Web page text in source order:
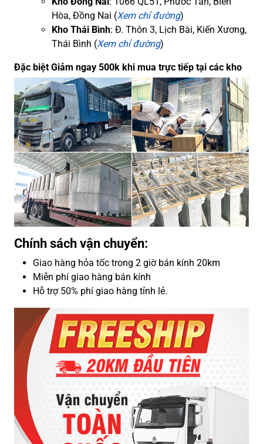
Hòa, Đồng Nai (Xem chỉ đường)
Kho Thái Bình: Đ. Thôn 3, Lịch Bài, Kiến Xương,
Thái Bình (Xem chỉ đường)
Đặc biệt Giảm ngay 500k khi mua trực tiếp tại các kho
Chính sách vận chuyển:
Giao hàng hỏa tốc trong 2 giờ bán kính 20km
Miễn phí giao hàng bán kính
Hỗ trợ 50% phí giao hàng tỉnh lẻ.